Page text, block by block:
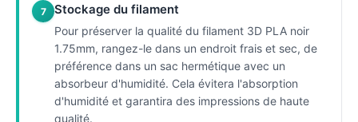
7 Stockage du filament
Pour préserver la qualité du filament 3D PLA noir
1.75mm, rangez-le dans un endroit frais et sec, de
préférence dans un sac hermétique avec un
absorbeur d'humidité. Cela évitera l'absorption
d'humidité et garantira des impressions de haute
qualité.